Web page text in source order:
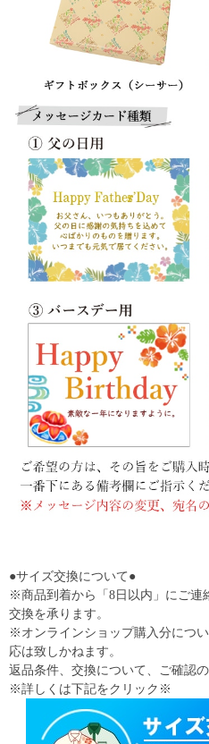
●サイズ交換について●
※商品到着から「8日以内」にご連
交換を承ります。
※オンラインショップ購入分につ
応は致しかねます。
返品条件、交換について、ご確認
※詳しくは下記をクリック※